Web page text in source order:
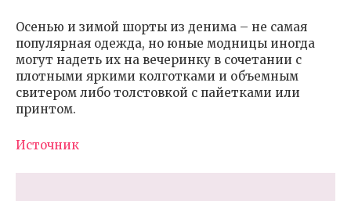
Осенью и зимой шорты из денима – не самая
популярная одежда, но юные модницы иногда
могут надеть их на вечеринку в сочетании с
плотными яркими колготками и объемным
свитером либо толстовкой с пайетками или
принтом.
Источник